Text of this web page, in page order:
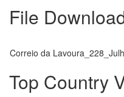
File
Correio da
Top Country